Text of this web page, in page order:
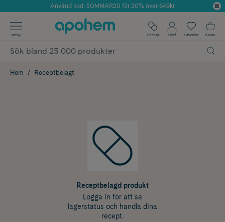
Årets Butik 2025 inom Skönhet
Använd kod: SOMMAR20 för 20% över 649kr
✓ Fri frakt
✓ Poäng på alla köp*
Meny Recept Profil Favoriter Kassa
Hem Receptbelagt
Receptbelagd produkt
Logga in för att se
lagerstatus och handla dina
recept.